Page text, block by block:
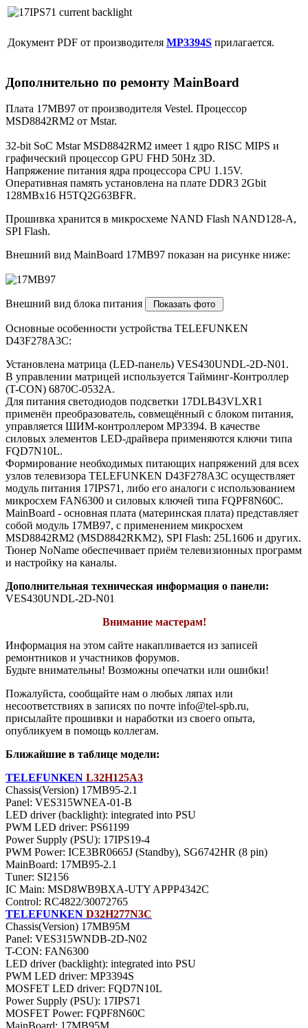
Документ PDF от производителя MP3394S прилагается.
Дополнительно по ремонту MainBoard
Плата 17MB97 от производителя Vestel. Процессор
MSD8842RM2 от Mstar.
32-bit SoC Mstar MSD8842RM2 имеет 1 ядро RISC MIPS и
графический процессор GPU FHD 50Hz 3D.
Напряжение питания ядра процессора CPU 1.15V.
Оперативная память установлена на плате DDR3 2Gbit
128MBx16 H5TQ2G63BFR.
Прошивка хранится в микросхеме NAND Flash NAND128-A,
SPI Flash.
Внешний вид MainBoard 17MB97 показан на рисунке ниже:
Внешний вид блока питания
Основные особенности устройства TELEFUNKEN
D43F278A3C:
Установлена матрица (LED-панель) VES430UNDL-2D-N01.
В управлении матрицей используется Тайминг-Контроллер
(T-CON) 6870C-0532A.
Для питания светодиодов подсветки 17DLB43VLXR1
применён преобразователь, совмещённый с блоком питания,
управляется ШИМ-контроллером MP3394. В качестве
силовых элементов LED-драйвера применяются ключи типа
FQD7N10L.
Формирование необходимых питающих напряжений для всех
узлов телевизора TELEFUNKEN D43F278A3C осуществляет
модуль питания 17IPS71, либо его аналоги c использованием
микросхем FAN6300 и силовых ключей типа FQPF8N60C.
MainBoard - основная плата (материнская плата) представляет
собой модуль 17MB97, с применением микросхем
MSD8842RM2 (MSD8842RKM2), SPI Flash: 25L1606 и других.
Тюнер NoName обеспечивает приём телевизионных программ
и настройку на каналы.
Дополнительная техническая информация о панели:
VES430UNDL-2D-N01
Внимание мастерам!
Информация на этом сайте накапливается из записей
ремонтников и участников форумов.
Будьте внимательны! Возможны опечатки или ошибки!
Пожалуйста, сообщайте нам о любых ляпах или
несоответствиях в записях по почте info@tel-spb.ru,
присылайте прошивки и наработки из своего опыта,
опубликуем в помощь коллегам.
Ближайшие в таблице модели:
TELEFUNKEN L32H125A3
Chassis(Version) 17MB95-2.1
Panel: VES315WNEA-01-B
LED driver (backlight): integrated into PSU
PWM LED driver: PS61199
Power Supply (PSU): 17IPS19-4
PWM Power: ICE3BR0665J (Standby), SG6742HR (8 pin)
MainBoard: 17MB95-2.1
Тuner: SI2156
IC Main: MSD8WB9BXA-UTY APPP4342C
Control: RC4822/30072765
TELEFUNKEN D32H277N3C
Chassis(Version) 17MB95M
Panel: VES315WNDB-2D-N02
T-CON: FAN6300
LED driver (backlight): integrated into PSU
PWM LED driver: MP3394S
MOSFET LED driver: FQD7N10L
Power Supply (PSU): 17IPS71
MOSFET Power: FQPF8N60C